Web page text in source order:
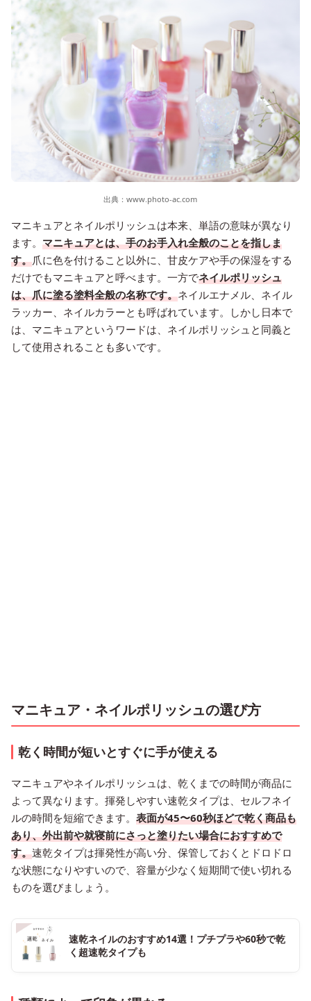
出典： www.photo-ac.com
マニキュアとネイルポリッシュは本来、単語の意味が異なり
ます。 マニキュアとは、手のお手入れ全般のことを指しま
す。爪に色を付けること以外に、甘皮ケアや手の保湿をする
だけでもマニキュアと呼べます。一方でネイルポリッシュ
は、爪に塗る塗料全般の名称です。ネイルエナメル、ネイル
ラッカー、ネイルカラーとも呼ばれています。しかし日本で
は、マニキュアというワードは、ネイルポリッシュと同義と
して使用されることも多いです。
マニキュア・ネイルポリッシュの選び方
乾く時間が短いとすぐに手が使える
マニキュアやネイルポリッシュは、乾くまでの時間が商品に
よって異なります。揮発しやすい速乾タイプは、セルフネイ
ルの時間を短縮できます。 表面が45〜60秒ほどで乾く商品も
あり、外出前や就寝前にさっと塗りたい場合におすすめで
す。速乾タイプは揮発性が高い分、保管しておくとドロドロ
な状態になりやすいので、容量が少なく短期間で使い切れる
ものを選びましょう。
速乾ネイルのおすすめ14選！プチプラや60秒で乾
く超速乾タイプも